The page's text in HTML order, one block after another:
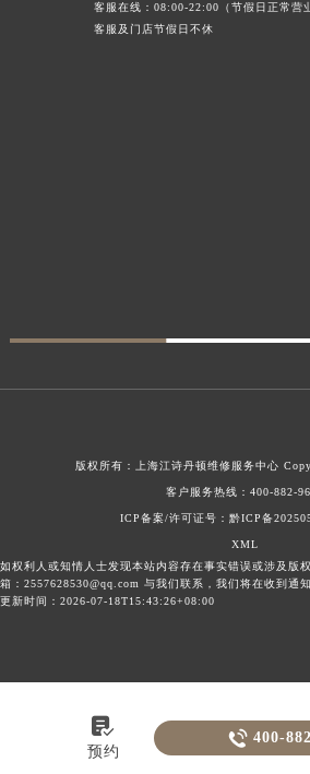
客服在线：08:00-22:00（节假日正常营
客服及门店节假日不休
版权所有： 上海江诗丹顿维修服务中心
客户服务热线： 400-882-
ICP备案/许可证号：黔ICP备
XML
如权利人或知情人士发现本站内容存在事实错误或涉及版
箱：2557628530@qq.com 与我们联系，我们将在收到通
更新时间：2026-07-18T15:43:26+08:00

预约
 400-